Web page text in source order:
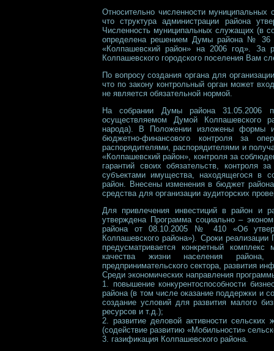
Относительно численности
что структура администрации района
Численность муниципальных служащих (в
определена решением Думы района № 36
«Колпашевский район» на 2006 год». За
Колпашевского городского поселения Вам
По вопросу создания органа для
что по закону контрольный орган может
не является обязательной нормой.
На собрании Думы района 31.05.2006
осуществляемом Думой Колпашевского
народа). В Положении изложены формы и
бюджетно-финансового контроля за
распорядителями, распорядителями и
«Колпашевский район», контроля за
гарантий своих обязательств, контроля
субъектами имущества, находящегося в
район. Внесены изменения в бюджет
средства для организации аудиторских
Для привлечения инвестиций в район и
утверждена Программа социально –
района от 08.10.2005 № 410 «Об
Колпашевского района»). Сроки
предусматривается конкретный
качества жизни населения района,
предпринимательского сектора, развития
Среди экономических направления
1. повышение конкурентоспособности
района (в том числе оказание поддержки и
создание условий для развития малого
ресурсов и т.д.);
2. развитие деловой активности
(содействие развитию «Мобильности»
3. газификация Колпашевского района.